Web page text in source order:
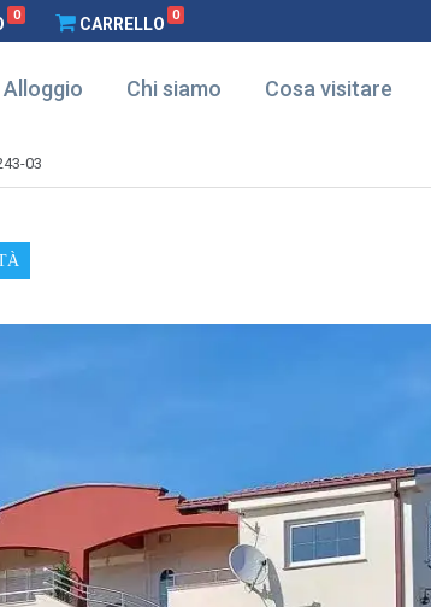
0 CARRELLO 0
Alloggio Chi siamo Cosa visitare
03